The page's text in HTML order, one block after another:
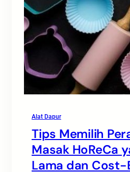
Alat Dapur
Tips Memilih
Masak HoReCa
Lama dan